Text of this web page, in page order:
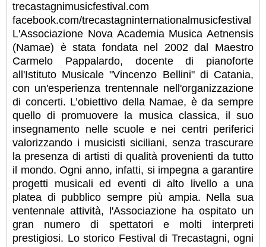
trecastagnimusicfestival.com
facebook.com/trecastagninternationalmusicfestival
L'Associazione Nova Academia Musica Aetnensis
(Namae) è stata fondata nel 2002 dal Maestro
Carmelo Pappalardo, docente di pianoforte
all'Istituto Musicale "Vincenzo Bellini" di Catania,
con un'esperienza trentennale nell'organizzazione
di concerti. L’obiettivo della Namae, è da sempre
quello di promuovere la musica classica, il suo
insegnamento nelle scuole e nei centri periferici
valorizzando i musicisti siciliani, senza trascurare
la presenza di artisti di qualità provenienti da tutto
il mondo. Ogni anno, infatti, si impegna a garantire
progetti musicali ed eventi di alto livello a una
platea di pubblico sempre più ampia. Nella sua
ventennale attività, l'Associazione ha ospitato un
gran numero di spettatori e molti interpreti
prestigiosi. Lo storico Festival di Trecastagni, ogni